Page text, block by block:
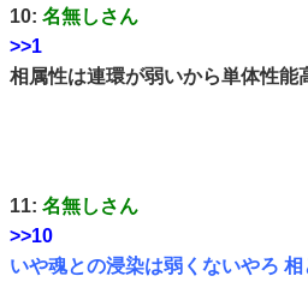
10: 名無しさん
>>1
相属性は連環が弱いから単体性能
11: 名無しさん
>>10
いや魂との浸染は弱くないやろ